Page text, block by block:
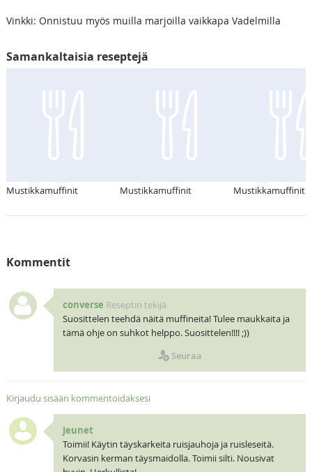
Vinkki: Onnistuu myös muilla marjoilla vaikkapa Vadelmilla
Samankaltaisia reseptejä
Mustikkamuffinit Mustikkamuffinit Mustikkamuffinit
Kommentit
converse Reseptin tekijä
Suosittelen teehdä näitä muffineita! Tulee maukkaita ja
tämä ohje on suhkot helppo. Suosittelen!!!! ;))
Seuraa
Kirjaudu sisään kommentoidaksesi
Jeunet
Toimii! Käytin täyskarkeita ruisjauhoja ja ruisleseitä.
Korvasin kerman täysmaidolla. Toimii silti. Nousivat